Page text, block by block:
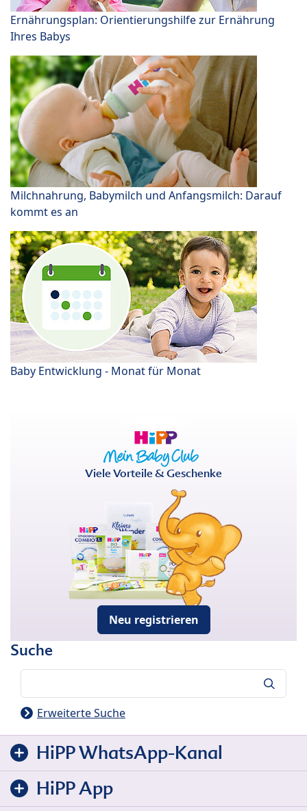
Ernährungsplan: Orientierungshilfe zur Ernährung
Ihres Babys
Milchnahrung, Babymilch und Anfangsmilch: Darauf
kommt es an
Baby Entwicklung - Monat für Monat
Viele Vorteile & Geschenke
Neu registrieren
Suche
Erweiterte Suche
HiPP WhatsApp-Kanal
HiPP App